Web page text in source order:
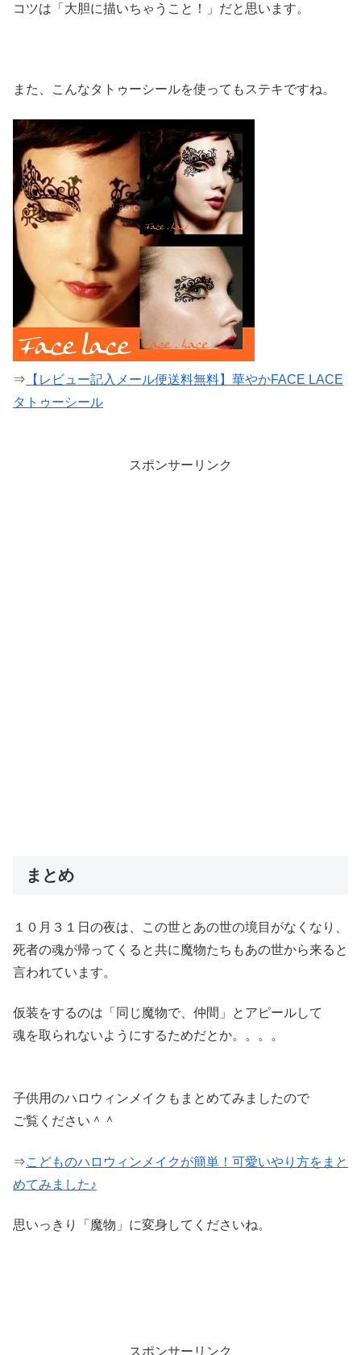
コツは「大胆に描いちゃうこと！」だと思います。
また、こんなタトゥーシールを使ってもステキですね。
⇒ 【レビュー記入メール便送料無料】華やかFACE LACE
タトゥーシール
スポンサーリンク
まとめ
１０月３１日の夜は、この世とあの世の境目がなくなり、
死者の魂が帰ってくると共に魔物たちもあの世から来ると
言われています。
仮装をするのは「同じ魔物で、仲間」とアピールして
魂を取られないようにするためだとか。。。。
子供用のハロウィンメイクもまとめてみましたので
ご覧ください＾＾
⇒こどものハロウィンメイクが簡単！可愛いやり方をまと
めてみました♪
思いっきり「魔物」に変身してくださいね。
スポンサーリンク